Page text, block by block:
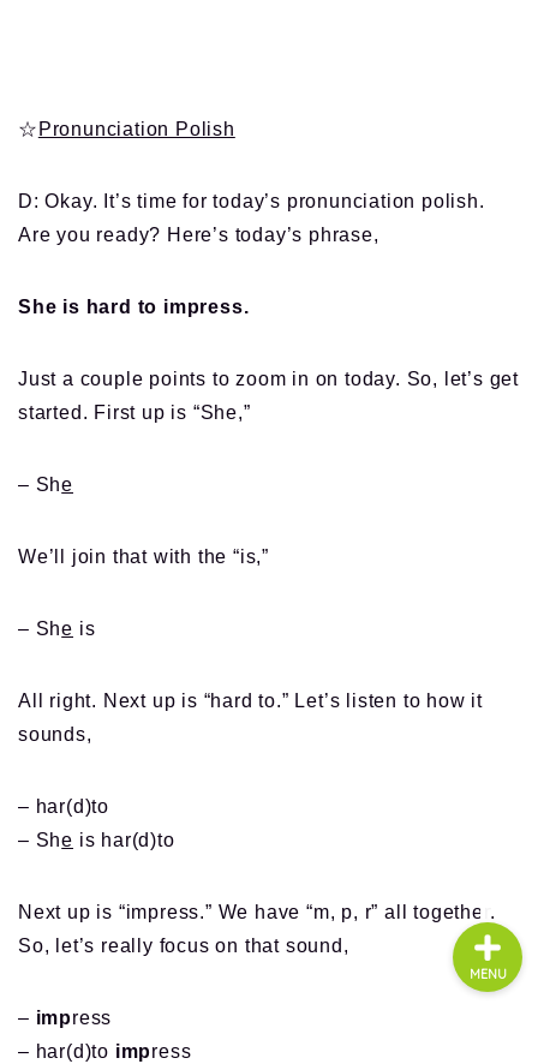
☆ Pronunciation Polish
D: Okay. It’s time for today’s pronunciation polish.
Are you ready? Here’s today’s phrase,
She is hard to impress.
Just a couple points to zoom in on today. So, let’s get
started. First up is “She,”
– She
We’ll join that with the “is,”
– She is
All right. Next up is “hard to.” Let’s listen to how it
sounds,
– har(d)to
– She is har(d)to
Next up is “impress.” We have “m, p, r” all together.
So, let’s really focus on that sound,
– impress
– har(d)to impress
MENU